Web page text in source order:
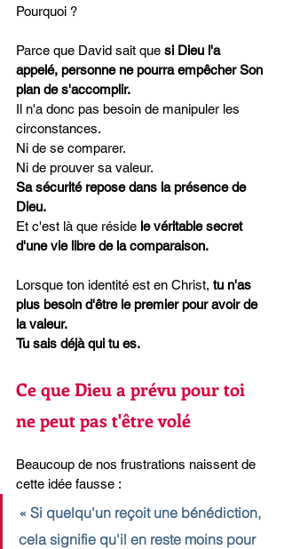
Pourquoi ?
Parce que David sait que si Dieu l'a
appelé, personne ne pourra empêcher Son
plan de s'accomplir.
Il n'a donc pas besoin de manipuler les
circonstances.
Ni de se comparer.
Ni de prouver sa valeur.
Sa sécurité repose dans la présence de
Dieu.
Et c'est là que réside le véritable secret
d'une vie libre de la comparaison.
Lorsque ton identité est en Christ, tu n'as
plus besoin d'être le premier pour avoir de
la valeur.
Tu sais déjà qui tu es.
Ce que Dieu a prévu pour toi
ne peut pas t'être volé
Beaucoup de nos frustrations naissent de
cette idée fausse :
« Si quelqu'un reçoit une bénédiction,
cela signifie qu'il en reste moins pour